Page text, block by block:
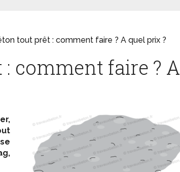
tout prêt : comment faire ? A quel prix ?
comment faire ? A